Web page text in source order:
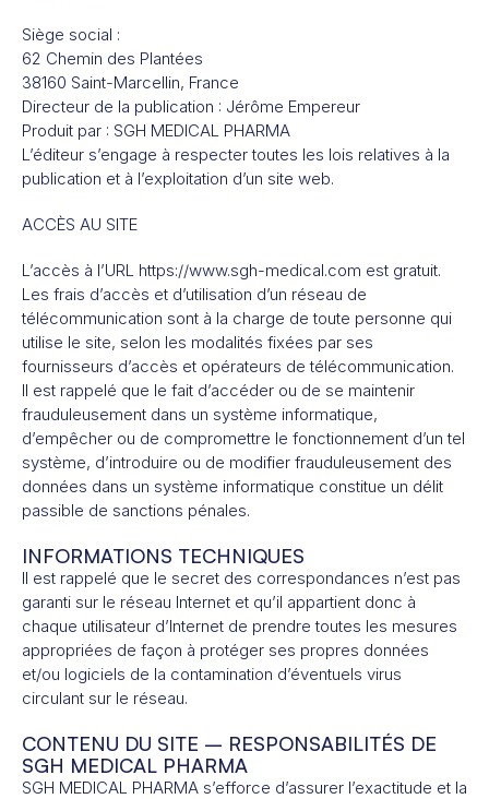
Siège social :
62 Chemin des Plantées
38160 Saint-Marcellin, France
Directeur de la publication : Jérôme Empereur
Produit par : SGH MEDICAL PHARMA
L’éditeur s’engage à respecter toutes les lois relatives à la
publication et à l’exploitation d’un site web.
ACCÈS AU SITE
L’accès à l’URL https://www.sgh-medical.com est gratuit.
Les frais d’accès et d’utilisation d’un réseau de
télécommunication sont à la charge de toute personne qui
utilise le site, selon les modalités fixées par ses
fournisseurs d’accès et opérateurs de télécommunication.
Il est rappelé que le fait d’accéder ou de se maintenir
frauduleusement dans un système informatique,
d’empêcher ou de compromettre le fonctionnement d’un tel
système, d’introduire ou de modifier frauduleusement des
données dans un système informatique constitue un délit
passible de sanctions pénales.
INFORMATIONS TECHNIQUES
Il est rappelé que le secret des correspondances n’est pas
garanti sur le réseau Internet et qu’il appartient donc à
chaque utilisateur d’Internet de prendre toutes les mesures
appropriées de façon à protéger ses propres données
et/ou logiciels de la contamination d’éventuels virus
circulant sur le réseau.
CONTENU DU SITE – RESPONSABILITÉS DE
SGH MEDICAL PHARMA
SGH MEDICAL PHARMA s’efforce d’assurer l’exactitude et la